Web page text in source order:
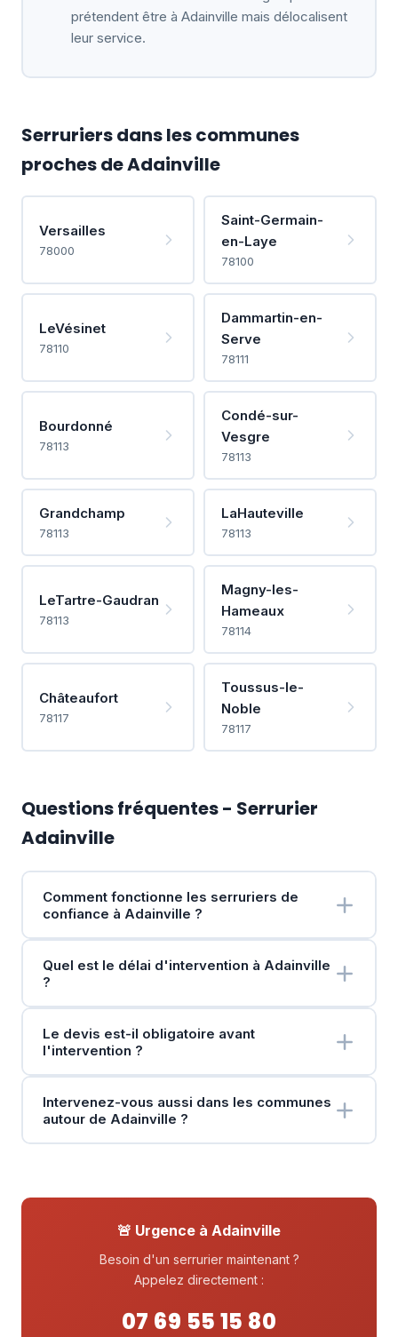
prétendent être à Adainville mais délocalisent
leur service.
Serruriers dans les communes
proches de Adainville
Versailles
78000
Saint-Germain-
en-Laye
78100
LeVésinet
78110
Dammartin-en-
Serve
78111
Bourdonné
78113
Condé-sur-
Vesgre
78113
Grandchamp
78113
LaHauteville
78113
LeTartre-Gaudran
78113
Magny-les-
Hameaux
78114
Châteaufort
78117
Toussus-le-
Noble
78117
Questions fréquentes - Serrurier
Adainville
Comment fonctionne les serruriers de
confiance à Adainville ?
Quel est le délai d'intervention à Adainville
?
Le devis est-il obligatoire avant
l'intervention ?
Intervenez-vous aussi dans les communes
autour de Adainville ?
🚨 Urgence à Adainville
Besoin d'un serrurier maintenant ?
Appelez directement :
07 69 55 15 80